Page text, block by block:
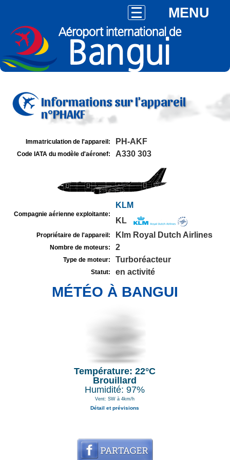
MENU
Informations sur l'appareil
n°PHAKF
Immatriculation de l'appareil: PH-AKF
Code IATA du modèle d'aéronef: A330 303
Compagnie aérienne exploitante:
KLM
KL
Propriétaire de l'appareil: Klm Royal Dutch Airlines
Nombre de moteurs: 2
Type de moteur: Turboréacteur
Statut: en activité
MÉTÉO À BANGUI
Température: 22°C
Brouillard
Humidité: 97%
Vent: SW à 4km/h
Détail et prévisions